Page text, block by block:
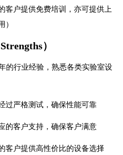
客户提供免费培训，亦可提供上
）
）
的行业经验，熟悉各类实验室设
过严格测试，确保性能可靠
的客户支持，确保客户满意
客户提供高性价比的设备选择